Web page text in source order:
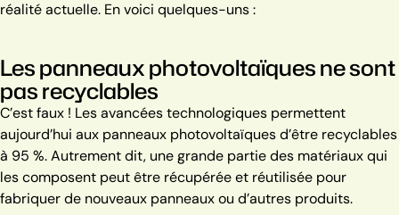
réalité actuelle. En voici quelques-uns :
Les panneaux photovoltaïques ne sont
pas recyclables
C’est faux ! Les avancées technologiques permettent
aujourd’hui aux panneaux photovoltaïques d’être recyclables
à 95 %. Autrement dit, une grande partie des matériaux qui
les composent peut être récupérée et réutilisée pour
fabriquer de nouveaux panneaux ou d’autres produits.